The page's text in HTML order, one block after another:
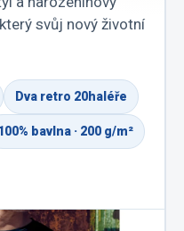
svůj nový životní
Dva retro 20haléře
bavlna · 200 g/m²